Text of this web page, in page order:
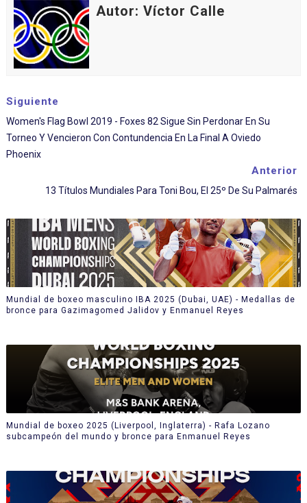
Autor: Víctor Calle
Siguiente
Women's Flag Bowl 2019 - Foxes 82 Sigue Sin Perdonar En Su
Torneo Y Vencieron Con Contundencia En La Final A Oviedo
Phoenix
Anterior
13 Títulos Mundiales Para Toni Bou, El 25º De Su Palmarés
Mundial de boxeo masculino IBA 2025 (Dubai, UAE) - Medallas de
bronce para Gazimagomed Jalidov y Enmanuel Reyes
Mundial de boxeo 2025 (Liverpool, Inglaterra) - Rafa Lozano
subcampeón del mundo y bronce para Enmanuel Reyes